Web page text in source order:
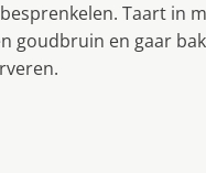
Taart in
goudbruin en gaar